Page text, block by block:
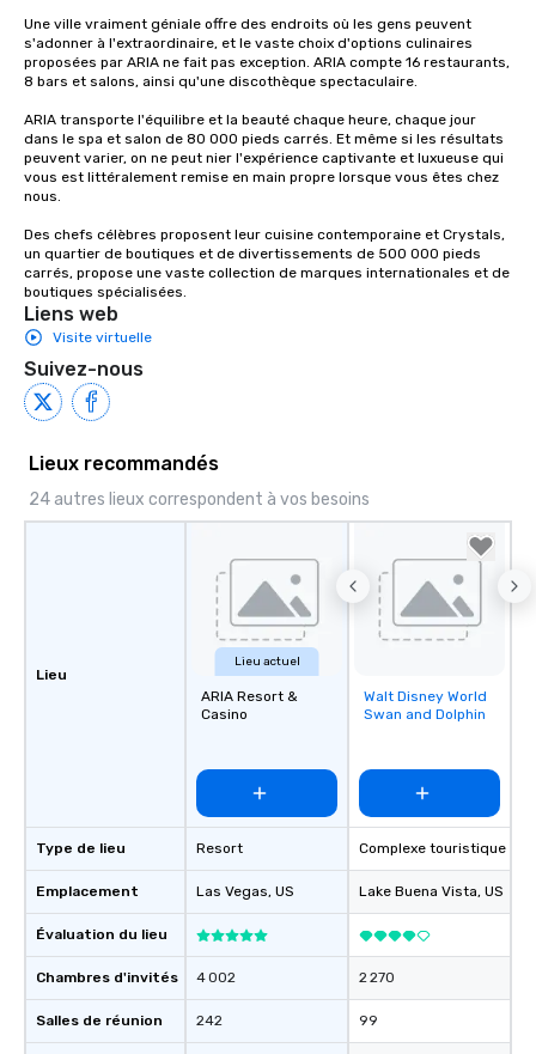
Une ville vraiment géniale offre des endroits où les gens peuvent
s'adonner à l'extraordinaire, et le vaste choix d'options culinaires
proposées par ARIA ne fait pas exception. ARIA compte 16 restaurants,
8 bars et salons, ainsi qu'une discothèque spectaculaire.
ARIA transporte l'équilibre et la beauté chaque heure, chaque jour
dans le spa et salon de 80 000 pieds carrés. Et même si les résultats
peuvent varier, on ne peut nier l'expérience captivante et luxueuse qui
vous est littéralement remise en main propre lorsque vous êtes chez
nous.
Des chefs célèbres proposent leur cuisine contemporaine et Crystals,
un quartier de boutiques et de divertissements de 500 000 pieds
carrés, propose une vaste collection de marques internationales et de
boutiques spécialisées.
Liens web
Visite virtuelle
Suivez-nous
Lieux recommandés
24 autres lieux correspondent à vos besoins
Lieu
Type de lieu
Emplacement
Évaluation du lieu
Chambres d'invités
Salles de réunion
Lieu actuel
ARIA Resort &
Casino
Resort
Las Vegas, US
4 002
242
Removed from
favorites
Walt Disney World
Swan and Dolphin
Complexe touristique
Lake Buena Vista, US
2 270
99